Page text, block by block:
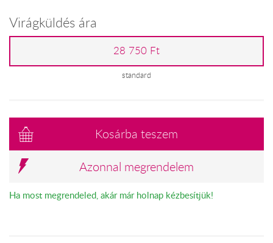
Virágküldés ára
28 750 Ft
standard
Kosárba teszem
Azonnal megrendelem
Ha most megrendeled, akár már holnap kézbesítjük!